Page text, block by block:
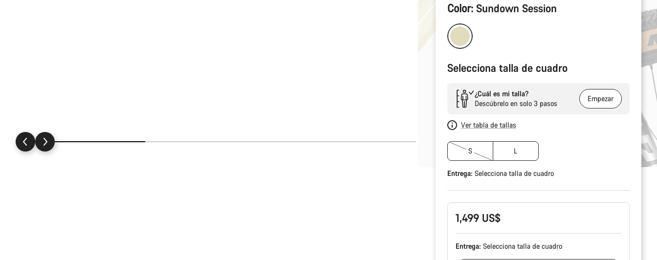
Configuración
del
producto
Color: Sundown Session
Selecciona talla de cuadro
¿Cuál es mi talla?
Descúbrelo en solo 3 pasos
Empezar
Ver tabla de tallas
S L
Entrega: Selecciona talla de cuadro
1,499 US$
Entrega: Selecciona talla de cuadro